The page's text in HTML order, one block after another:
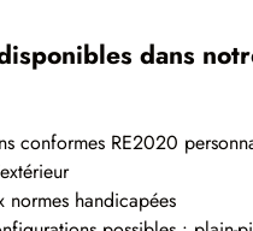
dans
conformes RE2020
handicapées